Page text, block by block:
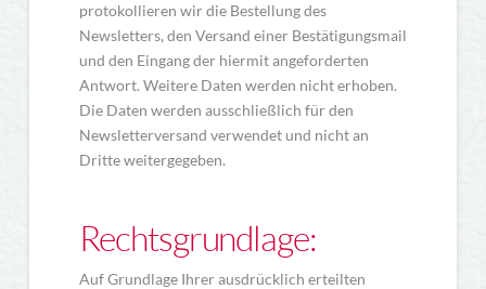
protokollieren wir die Bestellung des
Newsletters, den Versand einer Bestätigungsmail
und den Eingang der hiermit angeforderten
Antwort. Weitere Daten werden nicht erhoben.
Die Daten werden ausschließlich für den
Newsletterversand verwendet und nicht an
Dritte weitergegeben.
Rechtsgrundlage:
Auf Grundlage Ihrer ausdrücklich erteilten